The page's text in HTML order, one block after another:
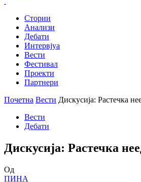
Стории
Анализи
Дебати
Интервјуа
Вести
Фестивал
Проекти
Партнери
Почетна Вести Дискусија: Растечка
Вести
Дебати
Дискусија: Растечка
Од
ПИНА